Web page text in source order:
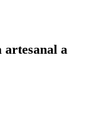
artesanal a